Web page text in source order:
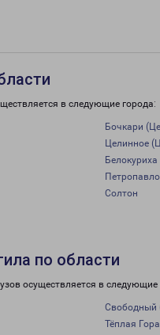
в следующие города:
Бочкари
Целинное
Белокуриха
Солтон
по области
осуществляется в следующие
Свободный
Тёплая Гора